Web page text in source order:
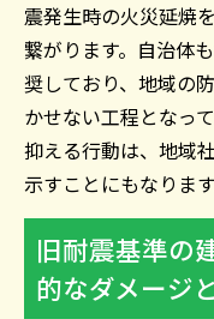
震発生時の火災延焼
繋がります。自治体
奨しており、地域の
かせない工程となっ
抑える行動は、地域
示すことにもなります
旧耐震基準の
的なダメージ